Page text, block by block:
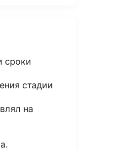
сроки
стадии
на